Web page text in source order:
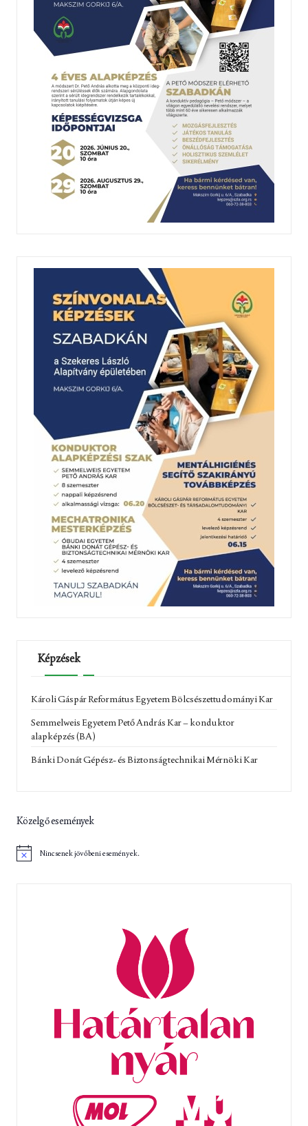
Képzések
Károli Gáspár Református Egyetem Bölcsészettudományi Kar
Semmelweis Egyetem Pető András Kar – konduktor
alapképzés (BA)
Bánki Donát Gépész- és Biztonságtechnikai Mérnöki Kar
Közelgő események
Nincsenek jövőbeni események.